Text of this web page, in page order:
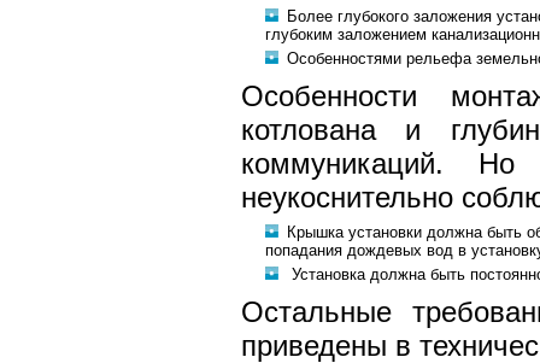
Более глубокого заложения
глубоким заложением
Особенностями рельефа
Особенности
котлована и
коммуникаций. Но
неукоснительно
Крышка установки должна быть
попадания дождевых вод в
Установка должна быть
Остальные
приведены в